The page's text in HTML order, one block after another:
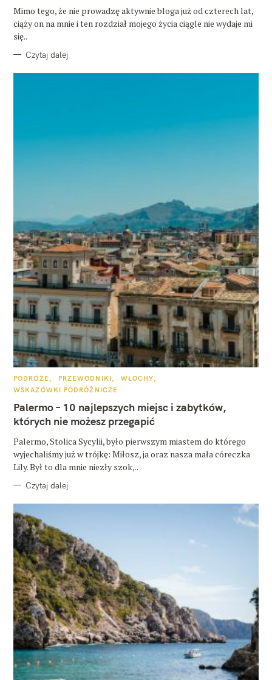
O
R
I
Mimo tego, że nie prowadzę aktywnie bloga już od czterech lat,
ciąży on na mnie i ten rozdział mojego życia ciągle nie wydaje mi
się..
Czytaj dalej
K
T
G
R
PODRÓŻE PRZEWODNIKI
WŁOCHY
WSKAZÓWKI PODRÓŻNICZE
Palermo – 10 najlepszych miejsc i zabytków,
których nie możesz przegapić
Palermo, Stolica Sycylii, było pierwszym miastem do którego
wyjechaliśmy już w trójkę: Miłosz, ja oraz nasza mała córeczka
Lily. Był to dla mnie niezły szok,..
Czytaj dalej